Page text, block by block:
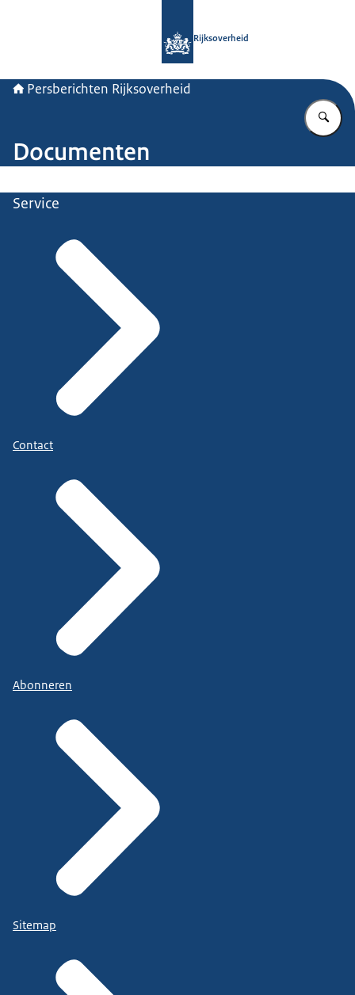
Rijksoverheid
Persberichten Rijksoverheid
Documenten
Service
Contact
Abonneren
Sitemap